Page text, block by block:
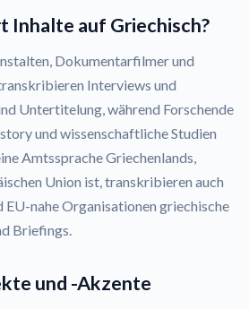
Inhalte auf Griechisch?
Dokumentarfilmer und
Interviews und
Untertitelung, während Forschende
und wissenschaftliche Studien
Amtssprache Griechenlands,
Union ist, transkribieren auch
EU-nahe Organisationen griechische
Briefings.
und -Akzente